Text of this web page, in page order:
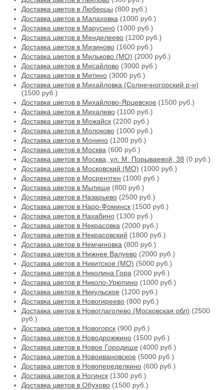
Доставка цветов в Люберцы (800 руб.)
Доставка цветов в Малаховка (1000 руб.)
Доставка цветов в Марусино (1000 руб.)
Доставка цветов в Менделеево (1200 руб.)
Доставка цветов в Мизиново (1600 руб.)
Доставка цветов в Мильково (МО) (2000 руб.)
Доставка цветов в Мисайлово (3000 руб.)
Доставка цветов в Митино (3000 руб.)
Доставка цветов в Михайловка (Солнечногорский р-н)
(1500 руб.)
Доставка цветов в Михайлово-Ярцевское (1500 руб.)
Доставка цветов в Михалево (1100 руб.)
Доставка цветов в Можайск (2200 руб.)
Доставка цветов в Молоково (1000 руб.)
Доставка цветов в Монино (1200 руб.)
Доставка цветов в Москва (600 руб.)
Доставка цветов в Москва, ул. М. Порываевой, 38 (0 руб.)
Доставка цветов в Московский (МО) (1000 руб.)
Доставка цветов в Мосрентген (1000 руб.)
Доставка цветов в Мытищи (800 руб.)
Доставка цветов в Назарьево (2500 руб.)
Доставка цветов в Наро-Фоминск (1500 руб.)
Доставка цветов в Нахабино (1300 руб.)
Доставка цветов в Некрасовка (2000 руб.)
Доставка цветов в Некрасовский (1800 руб.)
Доставка цветов в Немчиновка (800 руб.)
Доставка цветов в Нижнее Валуево (2000 руб.)
Доставка цветов в Никитское (МО) (5000 руб.)
Доставка цветов в Николина Гора (2000 руб.)
Доставка цветов в Николо-Урюпино (1000 руб.)
Доставка цветов в Никульское (1200 руб.)
Доставка цветов в Новогиреево (800 руб.)
Доставка цветов в Новоглаголево (Московская обл) (2500
руб.)
Доставка цветов в Новогорск (900 руб.)
Доставка цветов в Новодрожжино (1500 руб.)
Доставка цветов в Новое Городище (4000 руб.)
Доставка цветов в Новоивановское (5000 руб.)
Доставка цветов в Новопеределкино (600 руб.)
Доставка цветов в Ногинск (1300 руб.)
Доставка цветов в Обухово (1500 руб.)